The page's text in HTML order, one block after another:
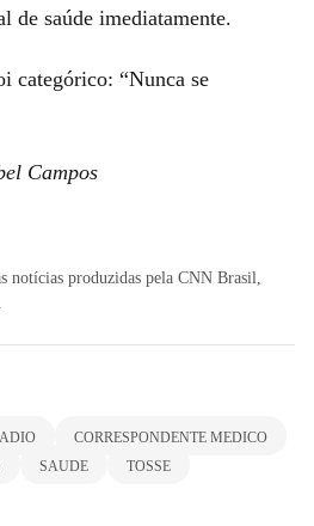
de saúde imediatamente.
categórico: “Nunca se
Campos
notícias produzidas pela CNN Brasil,
CORRESPONDENTE MEDICO
SAUDE TOSSE